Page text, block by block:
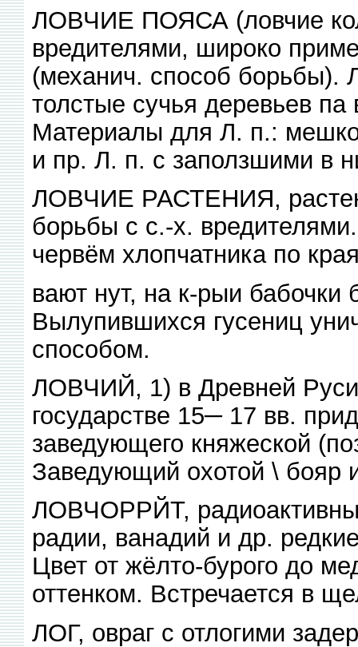
ЛОВЧИЕ ПОЯСА (ловчие
вредителями, широко
(механич. способ борьбы).
толстые сучья деревьев
Материалы для Л. п.:
и пр. Л. п. с заползшими в
ЛОВЧИЕ РАСТЕНИЯ,
борьбы с с.-х.
червём хлопчатника по
вают нут, на к-рыи бабочки
Вылупившихся гусениц
способом.
ЛОВЧИЙ, 1) в Древней
государстве 15─ 17 вв.
заведующего княжеской
Заведующий охотой \ бояр
ЛОВЧОРРЙТ,
радии, ванадий и др.
Цвет от жёлто-бурого до
оттенком. Встречается в
ЛОГ, овраг с отлогими